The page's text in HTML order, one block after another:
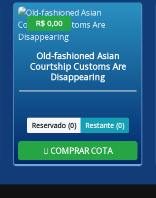
R$ 0,00
Old-fashioned Asian
Courtship Customs Are
Disappearing
Reservado (0) Restante (0)
COMPRAR COTA